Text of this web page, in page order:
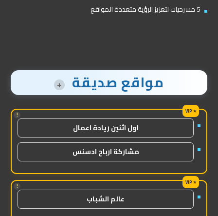
5 مسرحيات لتعزيز الرؤية متعددة المواقع
مواقع صديقة +
!
اول اثنين ريادة اعمال
مشاركة ارباح ادسنس
!
عالم الشباب